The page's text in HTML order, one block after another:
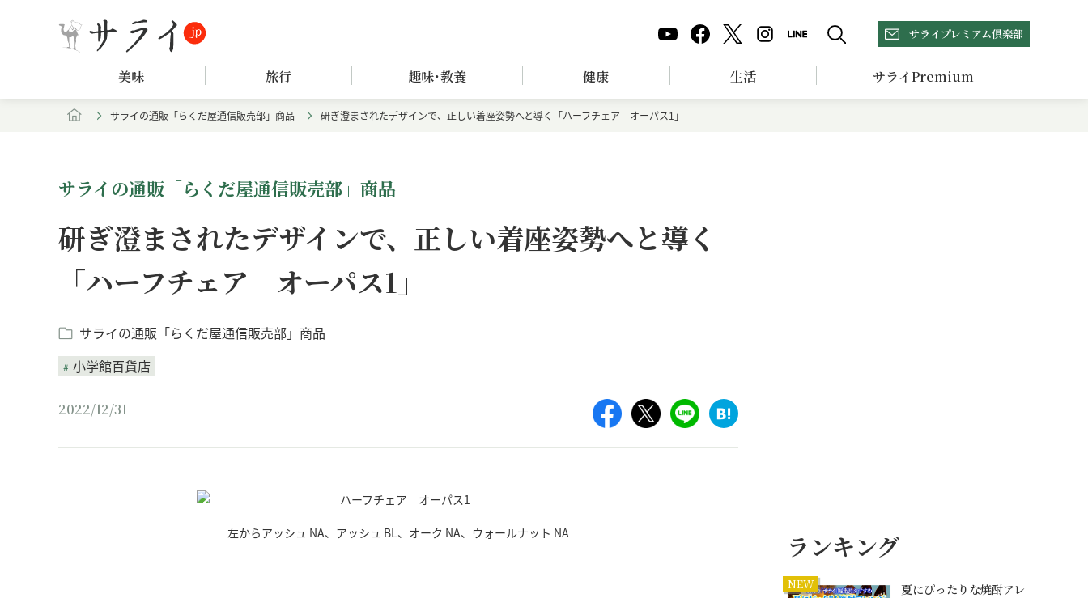
サライプレミアム倶楽部
美味 旅行 趣味･教養 健康 生活 サライPremium
サライの通販「らくだ屋通信販売部」商品 研ぎ澄まされたデザインで、正しい着座姿勢へと導く「ハーフチェア オーパス1」
サライの通販「らくだ屋通信販売部」商品
研ぎ澄まされたデザインで、正しい着座姿勢へと導く
「ハーフチェア オーパス1」
サライの通販「らくだ屋通信販売部」商品
小学館百貨店
2022/12/31
左からアッシュ NA、アッシュ BL、オーク NA、ウォールナット NA ランキング
NEW
夏にぴったりな焼酎アレ